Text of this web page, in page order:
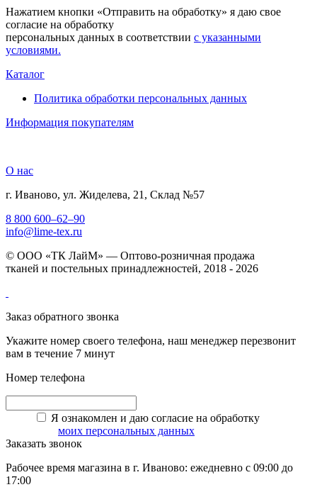
Нажатием кнопки «Отправить на обработку» я даю свое
согласие на обработку
персональных данных в соответствии с указанными
условиями.
Каталог
Политика обработки персональных данных
Информация покупателям
О нас
г. Иваново, ул. Жиделева, 21, Склад №57
8 800 600–62–90
info@lime-tex.ru
© ООО «ТК ЛайМ» — Оптово-розничная продажа
тканей и постельных принадлежностей, 2018 - 2026
Заказ обратного звонка
Укажите номер своего телефона, наш менеджер перезвонит
вам в течение 7 минут
Номер телефона
Я ознакомлен и даю согласие на обработку
моих персональных данных
Заказать звонок
Рабочее время магазина в г. Иваново: ежедневно с 09:00 до
17:00